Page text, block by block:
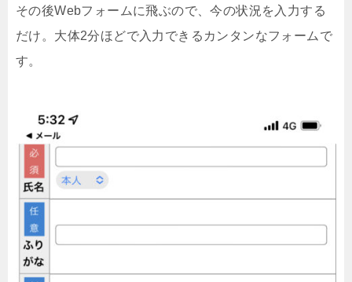
その後Webフォームに飛ぶので、今の状況を入力する
だけ。大体2分ほどで入力できるカンタンなフォームで
す。